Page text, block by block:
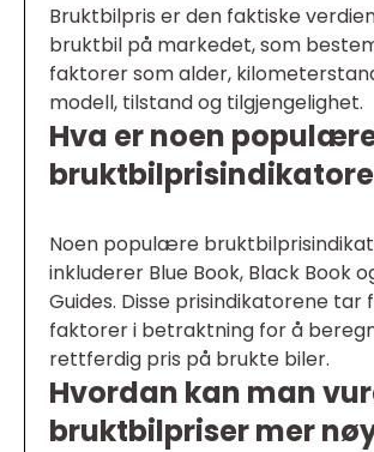
Bruktbilpris er den faktiske
bruktbil på markedet, som
faktorer som alder,
modell, tilstand og tilgjengelighet.
Hva er noen
Noen populære
inkluderer Blue Book, Black Book
Guides. Disse prisindikatorene tar
faktorer i betraktning for å
rettferdig pris på brukte biler.
Hvordan kan man
bruktbilpriser mer